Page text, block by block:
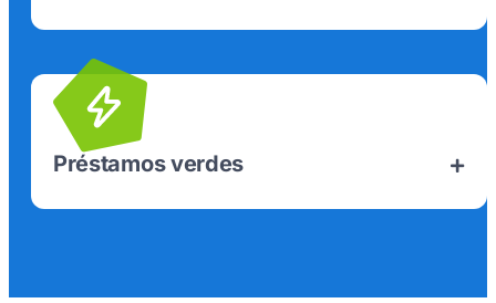
Préstamos verdes